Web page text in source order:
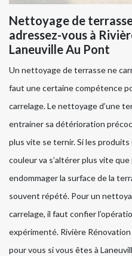
Nettoyage de
adressez-vous à
Laneuville Au Pont
Un nettoyage de terrasse ne
faut une certaine compétence
carrelage. Le nettoyage d’une
entrainer sa détérioration
plus vite se ternir. Si les
couleur va s’altérer plus vite
endommager la surface de la
souvent répété. Pour un
carrelage, il faut confier
expérimenté. Rivière
pour vous si vous êtes à